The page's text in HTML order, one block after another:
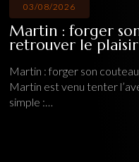
03/08/2026
Martin : forger
retrouver le
Martin : forger son
Martin est venu tenter
simple :…